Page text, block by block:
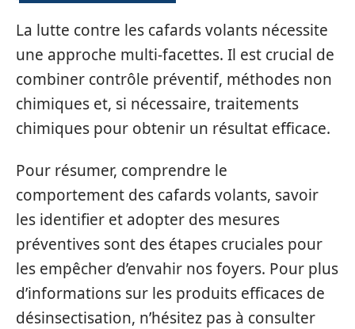
La lutte contre les cafards volants nécessite
une approche multi-facettes. Il est crucial de
combiner contrôle préventif, méthodes non
chimiques et, si nécessaire, traitements
chimiques pour obtenir un résultat efficace.
Pour résumer, comprendre le
comportement des cafards volants, savoir
les identifier et adopter des mesures
préventives sont des étapes cruciales pour
les empêcher d’envahir nos foyers. Pour plus
d’informations sur les produits efficaces de
désinsectisation, n’hésitez pas à consulter